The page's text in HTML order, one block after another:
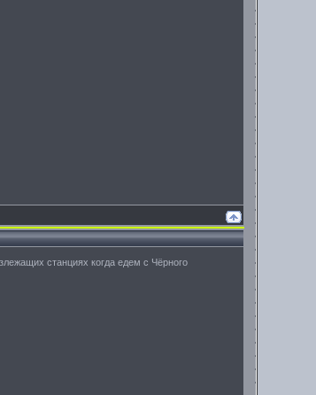
станциях когда едем с Чёрного